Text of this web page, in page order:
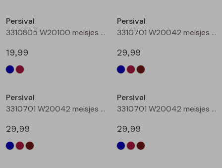
Persival
3310805 W20100 meisjes rok kort Bordeaux
19,99
Persival
3310701 W20042 meisjes Jurk Marine
29,99
Persival
3310701 W20042 meisjes Jurk Bordeaux
29,99
Persival
3310701 W20042 meisjes Jurk Bruin donker
29,99